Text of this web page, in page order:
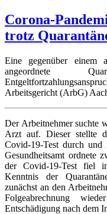
Corona-
trotz
Eine gegenüber einem
angeordnete
Arbeitsgericht (ArbG)
Der Arbeitnehmer suchte
Arzt auf. Dieser stellte
Covid-19-Test durch und
Gesundheitsamt ordnete
der Covid-19-Test fiel
Kenntnis der
zunächst an den
Folgeabrechnung
Entschädigung nach dem